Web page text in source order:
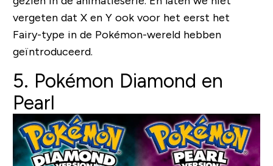
vergeten dat X en Y ook voor het eerst het
Fairy-type in de Pokémon-wereld hebben
geïntroduceerd.
5. Pokémon Diamond en
Pearl